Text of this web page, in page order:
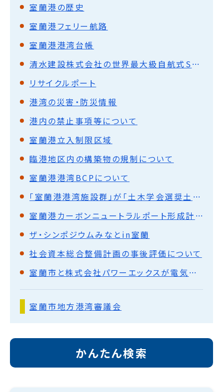
室蘭港の歴史
室蘭港フェリー航路
室蘭港港湾台帳
清水建設株式会社の世界最大級自航式SEP船による室蘭港の母港利用に関する協定の締結について
リサイクルポート
港湾の災害・防災情報
港内の禁止事項等について
室蘭港立入制限区域
臨港地区内の構築物の規制について
室蘭港港湾BCPについて
「室蘭港港湾施設群」が「土木学会選奨土木遺産」に認定
室蘭港カーボンニュートラルポート形成計画
ザ・シンポジウムみなとin室蘭
社会資本総合整備計画の事後評価について
室蘭市と株式会社パワーエックスが電気運搬船及び蓄電池の開発及びその利活用による室蘭港のカーボンニュートラル形成及び地域の振興に向けた包括連携協定を締結
室蘭市地方港湾審議会
かんたん検索